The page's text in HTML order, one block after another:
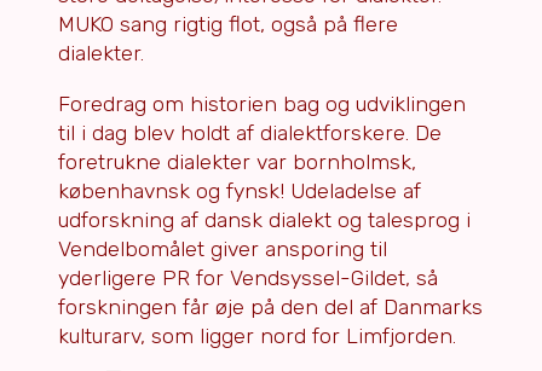
MUKO sang rigtig flot, også på flere
dialekter.
Foredrag om historien bag og udviklingen
til i dag blev holdt af dialektforskere. De
foretrukne dialekter var bornholmsk,
københavnsk og fynsk! Udeladelse af
udforskning af dansk dialekt og talesprog i
Vendelbomålet giver ansporing til
yderligere PR for Vendsyssel-Gildet, så
forskningen får øje på den del af Danmarks
kulturarv, som ligger nord for Limfjorden.